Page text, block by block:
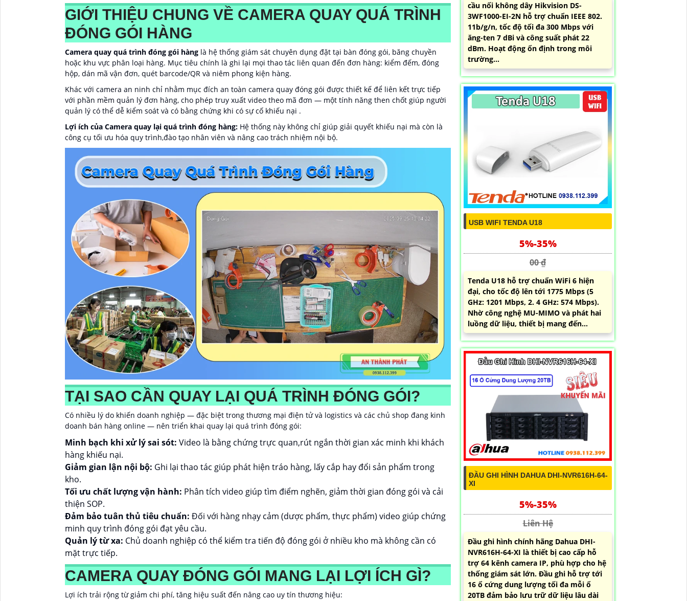
GIỚI THIỆU CHUNG VỀ CAMERA QUAY QUÁ TRÌNH
ĐÓNG GÓI HÀNG
Camera quay quá trình đóng gói hàng là hệ thống giám sát chuyên dụng đặt tại bàn đóng gói, băng chuyền
hoặc khu vực phân loại hàng. Mục tiêu chính là ghi lại mọi thao tác liên quan đến đơn hàng: kiểm đếm, đóng
hộp, dán mã vận đơn, quét barcode/QR và niêm phong kiện hàng.
Khác với camera an ninh chỉ nhằm mục đích an toàn camera quay đóng gói được thiết kế để liên kết trực tiếp
với phần mềm quản lý đơn hàng, cho phép truy xuất video theo mã đơn — một tính năng then chốt giúp người
quản lý có thể dễ kiểm soát và có bằng chứng khi có sự cố khiếu nại .
Lợi ích của Camera quay lại quá trình đóng hàng: Hệ thống này không chỉ giúp giải quyết khiếu nại mà còn là
công cụ tối ưu hóa quy trình,đào tạo nhân viên và nâng cao trách nhiệm nội bộ.
TẠI SAO CẦN QUAY LẠI QUÁ TRÌNH ĐÓNG GÓI?
Có nhiều lý do khiến doanh nghiệp — đặc biệt trong thương mại điện tử và logistics và các chủ shop đang kinh
doanh bán hàng online — nên triển khai quay lại quá trình đóng gói:
Minh bạch khi xử lý sai sót: Video là bằng chứng trực quan,rút ngắn thời gian xác minh khi khách
hàng khiếu nại.
Giảm gian lận nội bộ: Ghi lại thao tác giúp phát hiện tráo hàng, lấy cắp hay đổi sản phẩm trong
kho.
Tối ưu chất lượng vận hành: Phân tích video giúp tìm điểm nghẽn, giảm thời gian đóng gói và cải
thiện SOP.
Đảm bảo tuân thủ tiêu chuẩn: Đối với hàng nhạy cảm (dược phẩm, thực phẩm) video giúp chứng
minh quy trình đóng gói đạt yêu cầu.
Quản lý từ xa: Chủ doanh nghiệp có thể kiểm tra tiến độ đóng gói ở nhiều kho mà không cần có
mặt trực tiếp.
CAMERA QUAY ĐÓNG GÓI MANG LẠI LỢI ÍCH GÌ?
Lợi ích trải rộng từ giảm chi phí, tăng hiệu suất đến nâng cao uy tín thương hiệu:
cầu nối không dây Hikvision DS-
3WF1000-EI-2N hỗ trợ chuẩn IEEE 802.
11b/g/n, tốc độ tối đa 300 Mbps với
ăng-ten 7 dBi và công suất phát 22
dBm. Hoạt động ổn định trong môi
trường...
USB WIFI TENDA U18
5%-35%
00 ₫
Tenda U18 hỗ trợ chuẩn WiFi 6 hiện
đại, cho tốc độ lên tới 1775 Mbps (5
GHz: 1201 Mbps, 2. 4 GHz: 574 Mbps).
Nhờ công nghệ MU-MIMO và phát hai
luồng dữ liệu, thiết bị mang đến...
ĐẦU GHI HÌNH DAHUA DHI-NVR616H-64-
XI
5%-35%
Liên Hệ
Đầu ghi hình chính hãng Dahua DHI-
NVR616H-64-XI là thiết bị cao cấp hỗ
trợ 64 kênh camera IP, phù hợp cho hệ
thống giám sát lớn. Đầu ghi hỗ trợ tới
16 ổ cứng dung lượng tối đa mỗi ổ
20TB đảm bảo lưu trữ dữ liệu lâu dài